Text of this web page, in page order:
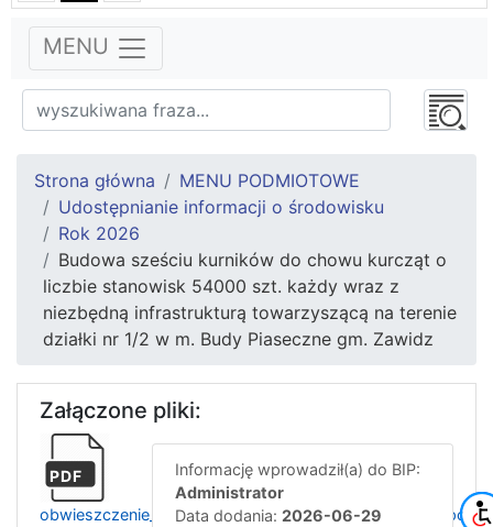
MENU
Strona główna
MENU PODMIOTOWE
Udostępnianie informacji o środowisku
Rok 2026
Budowa sześciu kurników do chowu kurcząt o
liczbie stanowisk 54000 szt. każdy wraz z
niezbędną infrastrukturą towarzyszącą na terenie
działki nr 1/2 w m. Budy Piaseczne gm. Zawidz
Załączone pliki:
PDF
Informację wprowadził(a) do BIP:
Administrator
Data dodania: 2026-06-29